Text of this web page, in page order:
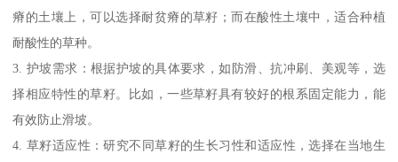
瘠的土壤上，可以选择耐贫瘠的草籽；而在酸性土壤中，适合种植
耐酸性的草种。
3. 护坡需求：根据护坡的具体要求，如防滑、抗冲刷、美观等，选
择相应特性的草籽。比如，一些草籽具有较好的根系固定能力，能
有效防止滑坡。
4. 草籽适应性：研究不同草籽的生长习性和适应性，选择在当地生